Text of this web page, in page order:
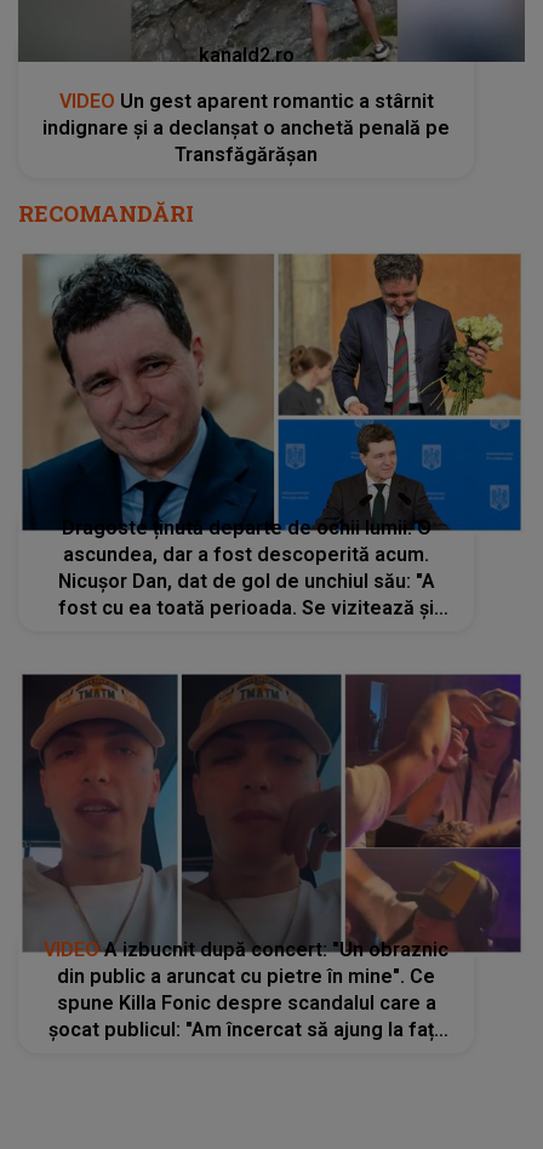
kanald2.ro
VIDEO Un gest aparent romantic a stârnit
indignare și a declanșat o anchetă penală pe
Transfăgărășan
RECOMANDĂRI
Dragoste ținută departe de ochii lumii. O
ascundea, dar a fost descoperită acum.
Nicușor Dan, dat de gol de unchiul său: "A
fost cu ea toată perioada. Se vizitează și
VIDEOA izbucnit după concert: "Un obraznic
din public a aruncat cu pietre în mine". Ce
spune Killa Fonic despre scandalul care a
șocat publicul: "Am încercat să ajung la fața